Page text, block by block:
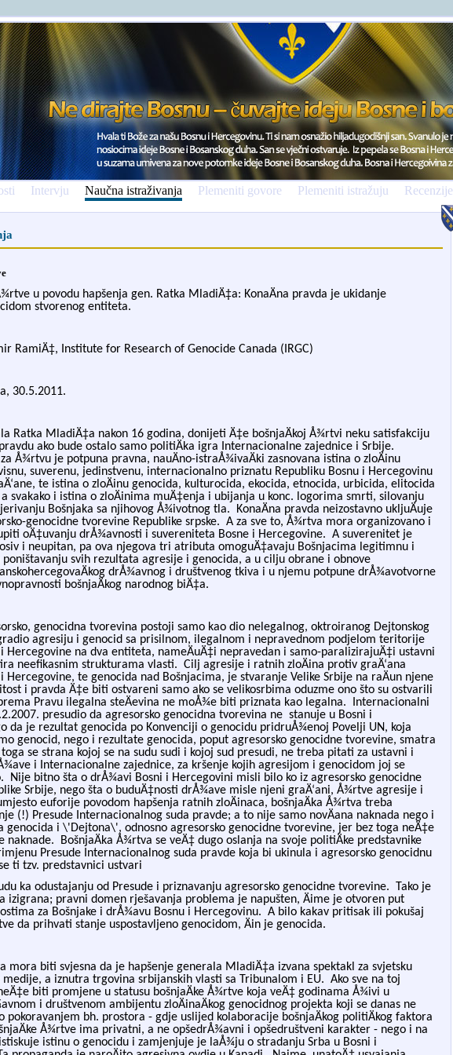
Intervju Naučna istraživanja Plemeniti govore Plemeniti istražuju Recenzije
u povodu hapšenja gen. Ratka MladiÄ‡a: KonaÄna pravda je ukidanje
stvorenog entiteta.
RamiÄ‡, Institute for Research of Genocide Canada (IRGC)
30.5.2011.
Ratka MladiÄ‡a nakon 16 godina, donijeti Ä‡e bošnjaÄkoj Å¾rtvi neku satisfakciju
ako bude ostalo samopolitiÄka igra Internacionalne zajednice i Srbije.
za Å¾rtvu je potpuna pravna, nauÄno-istraÅ¾ivaÄki zasnovana istina o zloÄinu
suverenu, jedinstvenu, internacionalno priznatu Republiku Bosnu i Hercegovinu
te istina o zloÄinu genocida, kulturocida, ekocida, etnocida, urbicida, elitocida
svakako i istina o zloÄinima muÄ‡enja i ubijanja u konc. logorima smrti, silovanju
Bošnjaka sa njihovog Å¾ivotnog tla. KonaÄna pravda neizostavno ukljuÄuje
genocidne tvorevine Republike srpske. A za sve to, Å¾rtva mora organizovano i
oÄ‡uvanju drÅ¾avnosti i suvereniteta Bosne i Hercegovine. A suverenitet je
i neupitan, pa ova njegova tri atributa omoguÄ‡avaju Bošnjacima legitimnu i
svih rezultata agresije i genocida, a u cilju obrane i obnove
kog drÅ¾avnog i društvenog tkiva i u njemu potpune drÅ¾avotvorne
bošnjaÄkog narodnog biÄ‡a.
genocidna tvorevina postoji samo kao dio nelegalnog, oktroiranog Dejtonskog
agresiju i genocid sa prisilnom, ilegalnom i nepravednom podjelom teritorije
Hercegovine na dva entiteta, nameÄuÄ‡i nepravedan i samo-paralizirajuÄ‡i ustavni
neefikasnim strukturama vlasti. Cilj agresije i ratnih zloÄina protiv graÄ‘ana
Hercegovine, te genocida nad Bošnjacima, je stvaranje Velike Srbije na raÄun njene
i pravda Ä‡e biti ostvareni samo ako se velikosrbima oduzme ono što su ostvarili
Pravu ilegalna steÄevina ne moÅ¾e biti priznata kao legalna.
Internacionalni
presudio da agresorsko genocidna tvorevina ne stanuje u Bosni i
da je rezultat genocida po Konvenciji o genocidu pridruÅ¾enoj Povelji UN, koja
genocid, nego i rezultate genocida, poput agresorsko genocidne tvorevine, smatra
se strana kojoj se na sudu sudi i kojoj sud presudi, ne treba pitati za ustavni i
i Internacionalne zajednice, za kršenje kojih agresijom i genocidom joj se
Nije bitno šta o drÅ¾avi Bosni i Hercegovini misli bilo ko iz agresorsko genocidne
Srbije, nego šta o buduÄ‡nosti drÅ¾ave misle njeni graÄ‘ani, Å¾rtve agresije i
euforije povodom hapšenja ratnih zloÄinaca, bošnjaÄka Å¾rtva treba
(!) Presude Internacionalnog suda pravde; a to nije samo novÄana naknada nego i
genocida i \'Dejtona\', odnosno agresorsko genocidne tvorevine, jer bez toga neÄ‡e
naknade.
BošnjaÄka Å¾rtva se veÄ‡ dugo oslanja na svoje politiÄke predstavnike
Presude Internacionalnog suda pravde koja bi ukinula i agresorsko genocidnu
e ti tzv. predstavnici ustvari
ka odustajanju od Presude i priznavanju agresorsko genocidne tvorevine.
Tako je
izigrana; pravni domen rješavanja problema je napušten, Äime je otvoren put
za Bošnjake i drÅ¾avu Bosnu i Hercegovinu. A bilo kakav pritisak ili pokušaj
da prihvati stanje uspostavljeno genocidom, Äin je genocida.
mora biti svjesna da je hapšenje generala MladiÄ‡a izvana spektakl za svjetsku
a iznutra trgovina srbijanskih vlasti sa Tribunalom i EU. Ako sve na toj
biti promjene u statusu bošnjaÄke Å¾rtve koja veÄ‡ godinama Å¾ivi u
i društvenom ambijentu zloÄinaÄkog genocidnog projekta koji se danas ne
pokoravanjem bh. prostora - gdje uslijed kolaboracije bošnjaÄkog politiÄkog faktora
Å¾rtve ima privatni, a ne opšedrÅ¾avni i opšedruštveni karakter - nego i na
istinu o genocidu i zamjenjuje je laÅ¾ju o stradanju Srba u Bosni i